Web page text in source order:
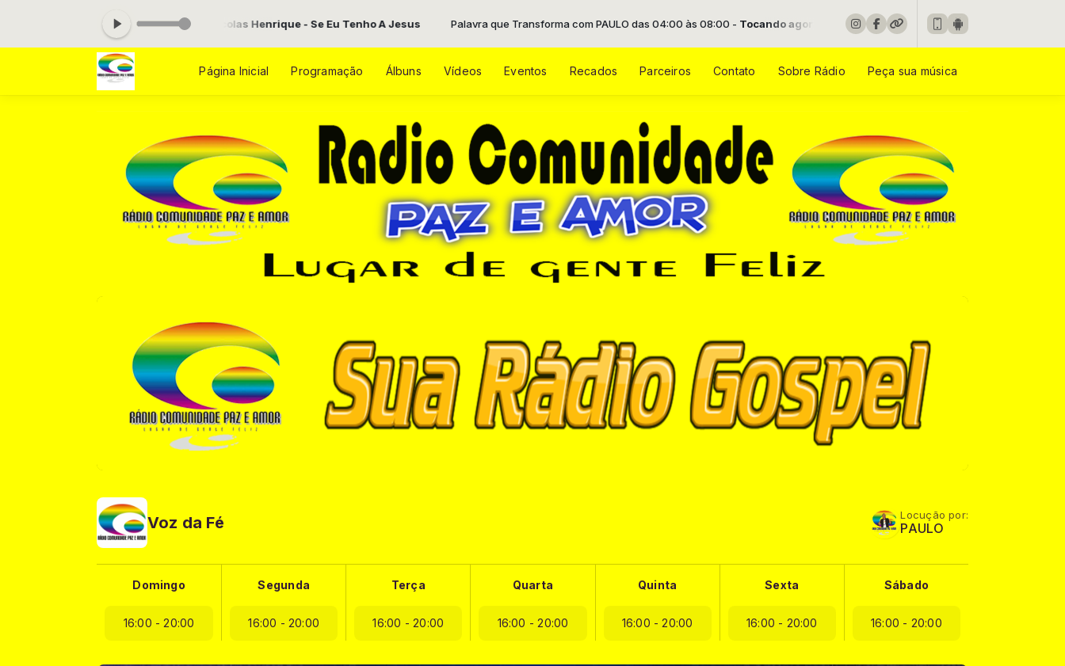
Tocando agora: Nicolas Henrique - Se Eu Tenho A Jesus Palavra que Transforma com PAULO das 04:00 às 08:00 - Tocando agora: Nicolas Henrique - Se Eu Tenho A Jesus
Página Inicial Programação Álbuns Vídeos Eventos Recados Parceiros Contato Sobre Rádio Peça sua música
Voz da Fé Locução por:
PAULO
Domingo
16:00 - 20:00
Segunda
16:00 - 20:00
Terça
16:00 - 20:00
Quarta
16:00 - 20:00
Quinta
16:00 - 20:00
Sexta
16:00 - 20:00
Sábado
16:00 - 20:00